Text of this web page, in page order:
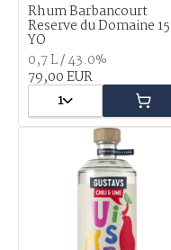
Rhum Barbancourt
Reserve du Domaine 15
YO
0,7 L / 43.0%
79,00 EUR
1